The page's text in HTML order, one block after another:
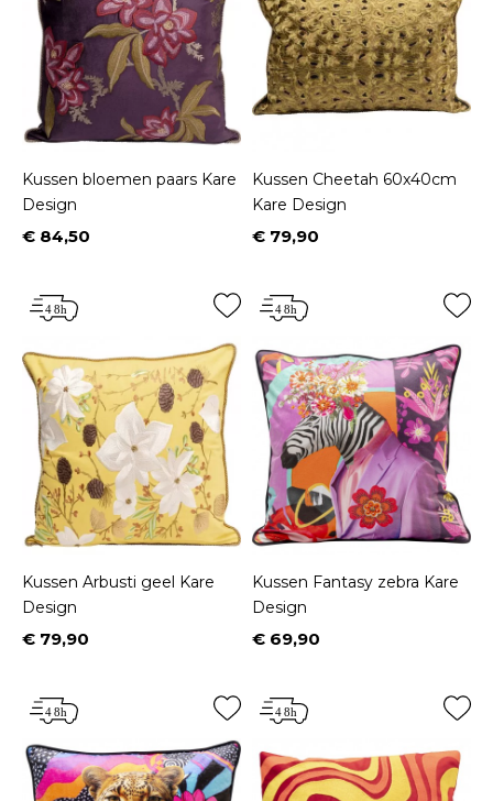
Kussen bloemen paars Kare
Design
Prijs
€ 84,50
Kussen Cheetah 60x40cm
Kare Design
Prijs
€ 79,90
Kussen Arbusti geel Kare
Design
Prijs
€ 79,90
Kussen Fantasy zebra Kare
Design
Prijs
€ 69,90